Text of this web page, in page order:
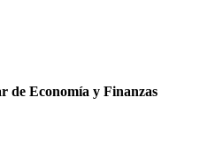
de Economía y Finanzas